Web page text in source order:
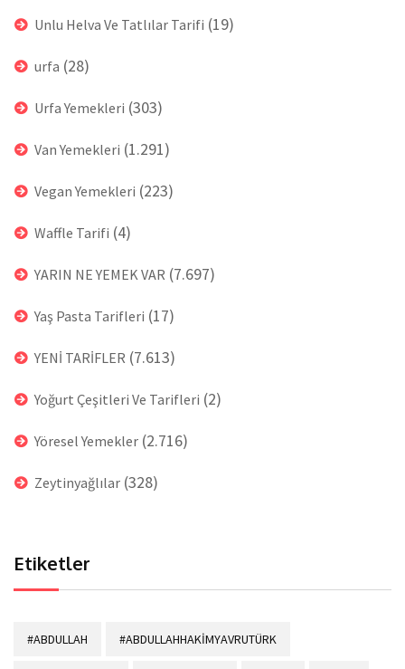
Unlu Helva Ve Tatlılar Tarifi (19)
urfa (28)
Urfa Yemekleri (303)
Van Yemekleri (1.291)
Vegan Yemekleri (223)
Waffle Tarifi (4)
YARIN NE YEMEK VAR (7.697)
Yaş Pasta Tarifleri (17)
YENİ TARİFLER (7.613)
Yoğurt Çeşitleri Ve Tarifleri (2)
Yöresel Yemekler (2.716)
Zeytinyağlılar (328)
Etiketler
#ABDULLAH #ABDULLAHHAKİMYAVRUTÜRK